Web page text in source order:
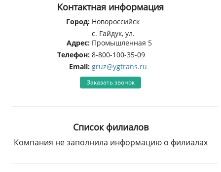
Контактная информация
Город: Новороссийск
Адрес:
с. Гайдук, ул.
Промышленная 5
Телефон: 8-800-100-35-09
Email: gruz@ygtrans.ru
Заказать звонок
Список филиалов
Компания не заполнила информацию о филиалах